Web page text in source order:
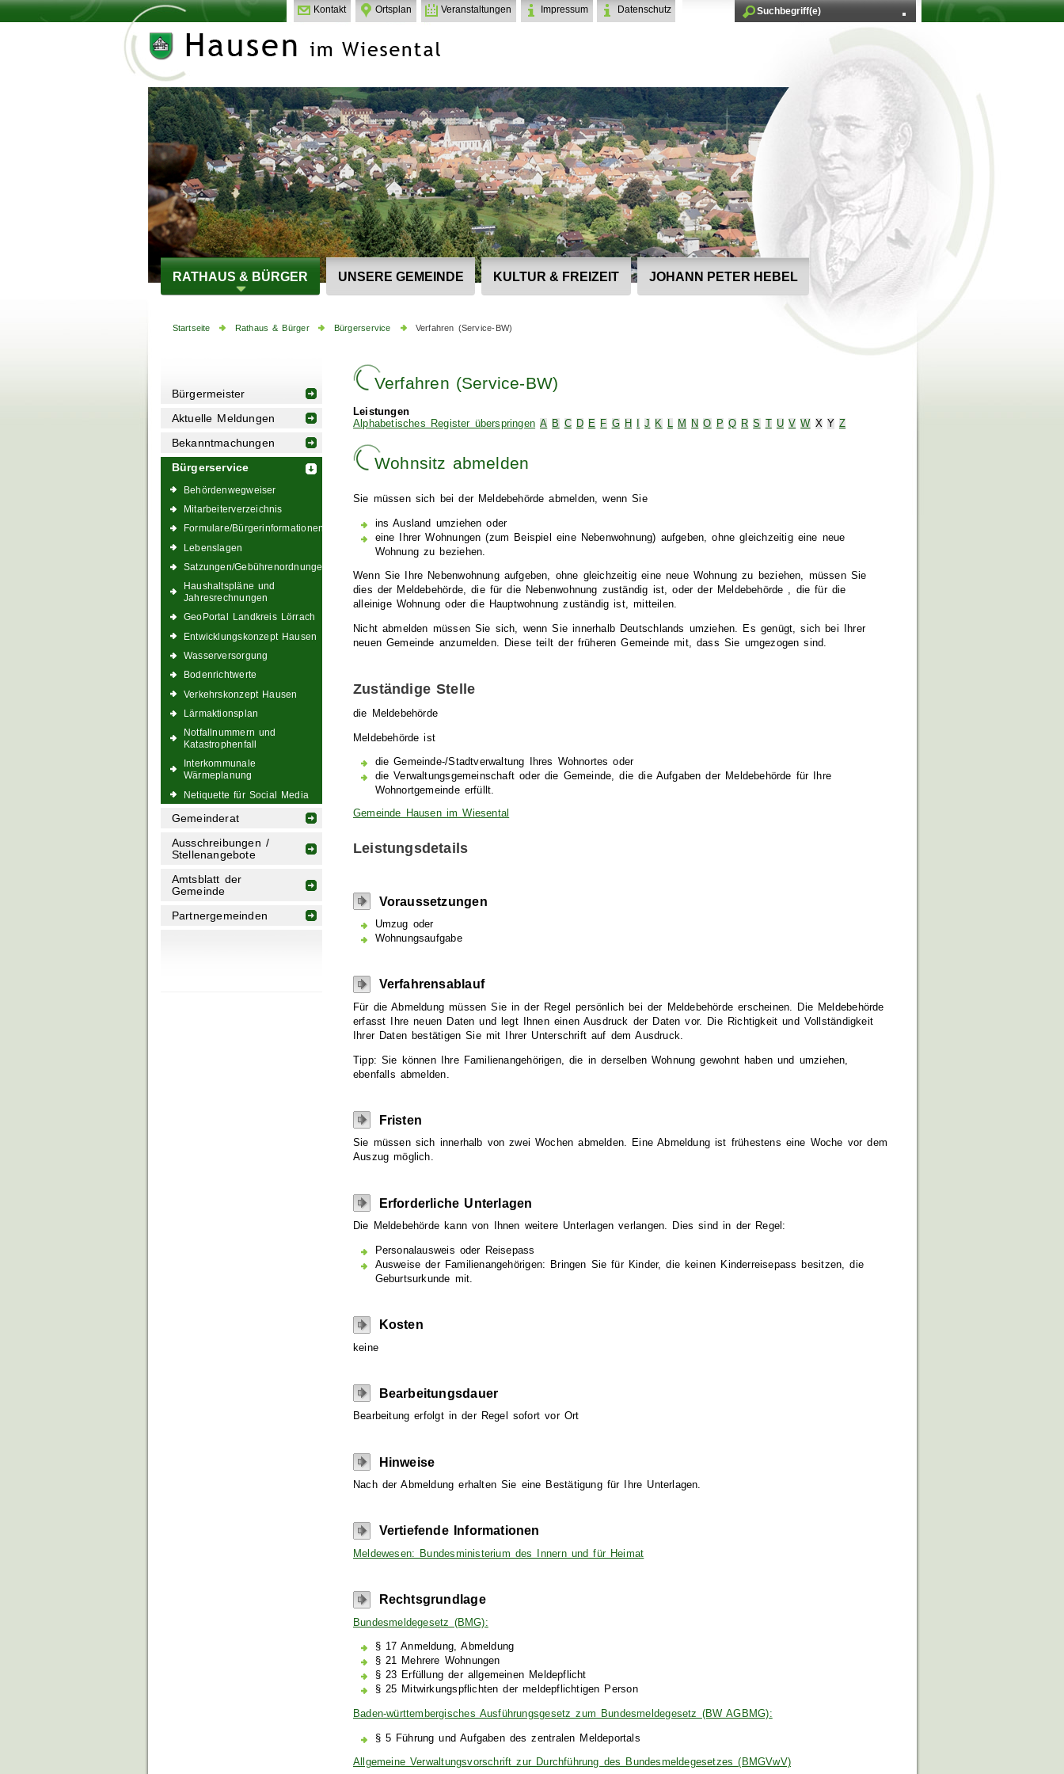
Kontakt Ortsplan Veranstaltungen Impressum Datenschutz
RATHAUS & BÜRGER UNSERE GEMEINDE KULTUR & FREIZEIT JOHANN PETER HEBEL
Startseite Rathaus & Bürger Bürgerservice Verfahren (Service-BW)
Bürgermeister
Aktuelle Meldungen
Bekanntmachungen
Bürgerservice
Behördenwegweiser
Mitarbeiterverzeichnis
Formulare/Bürgerinformationen
Lebenslagen
Satzungen/Gebührenordnungen
Haushaltspläne und
Jahresrechnungen
GeoPortal Landkreis Lörrach
Entwicklungskonzept Hausen
Wasserversorgung
Bodenrichtwerte
Verkehrskonzept Hausen
Lärmaktionsplan
Notfallnummern und
Katastrophenfall
Interkommunale
Wärmeplanung
Netiquette für Social Media
Gemeinderat
Ausschreibungen /
Stellenangebote
Amtsblatt der
Gemeinde
Partnergemeinden
Verfahren (Service-BW)
Leistungen
Alphabetisches Register überspringen A B C D E F G H J K L M N O P Q R S U V W X Y Z
Wohnsitz abmelden
Sie müssen sich bei der Meldebehörde abmelden, wenn Sie
ins Ausland umziehen oder
eine Ihrer Wohnungen (zum Beispiel eine Nebenwohnung) aufgeben, ohne gleichzeitig eine neue
Wohnung zu beziehen.
Wenn Sie Ihre Nebenwohnung aufgeben, ohne gleichzeitig eine neue Wohnung zu beziehen, müssen Sie
dies der Meldebehörde, die für die Nebenwohnung zuständig ist, oder der Meldebehörde , die für die
alleinige Wohnung oder die Hauptwohnung zuständig ist, mitteilen.
Nicht abmelden müssen Sie sich, wenn Sie innerhalb Deutschlands umziehen. Es genügt, sich bei Ihrer
neuen Gemeinde anzumelden. Diese teilt der früheren Gemeinde mit, dass Sie umgezogen sind.
Zuständige Stelle
die Meldebehörde
Meldebehörde ist
die Gemeinde-/Stadtverwaltung Ihres Wohnortes oder
die Verwaltungsgemeinschaft oder die Gemeinde, die die Aufgaben der Meldebehörde für Ihre
Wohnortgemeinde erfüllt.
Gemeinde Hausen im Wiesental
Leistungsdetails
Voraussetzungen
Umzug oder
Wohnungsaufgabe
Verfahrensablauf
Für die Abmeldung müssen Sie in der Regel persönlich bei der Meldebehörde erscheinen. Die Meldebehörde
erfasst Ihre neuen Daten und legt Ihnen einen Ausdruck der Daten vor. Die Richtigkeit und Vollständigkeit
Ihrer Daten bestätigen Sie mit Ihrer Unterschrift auf dem Ausdruck.
Tipp: Sie können Ihre Familienangehörigen, die in derselben Wohnung gewohnt haben und umziehen,
ebenfalls abmelden
Fristen
Sie müssen sich innerhalb von zwei Wochen abmelden. Eine Abmeldung ist frühestens eine Woche vor dem
Auszug möglich.
Erforderliche Unterlagen
Die Meldebehörde kann von Ihnen weitere Unterlagen verlangen. Dies sind in der Regel:
Personalausweis oder Reisepass
Ausweise der Familienangehörigen: Bringen Sie für Kinder, die keinen Kinderreisepass besitzen, die
Geburtsurkunde mit.
Kosten
keine
Bearbeitungsdauer
Bearbeitung erfolgt in der Regel sofort vor Ort
Hinweise
Nach der Abmeldung erhalten Sie eine Bestätigung für Ihre Unterlagen.
Vertiefende Informationen
Meldewesen: Bundesministerium des Innern und für Heimat
Rechtsgrundlage
Bundesmeldegesetz (BMG):
§ 17 Anmeldung, Abmeldung
§ 21 Mehrere Wohnungen
§ 23 Erfüllung der allgemeinen Meldepflicht
§ 25 Mitwirkungspflichten der meldepflichtigen Person
Baden-württembergisches Ausführungsgesetz zum Bundesmeldegesetz (BW AGBMG):
§ 5 Führung und Aufgaben des zentralen Meldeportals
Allgemeine Verwaltungsvorschrift zur Durchführung des Bundesmeldegesetzes (BMGVwV)